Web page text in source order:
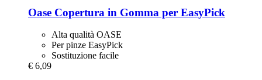
Oase Copertura in Gomma per EasyPick
Alta qualità OASE
Per pinze EasyPick
Sostituzione facile
€ 6,09